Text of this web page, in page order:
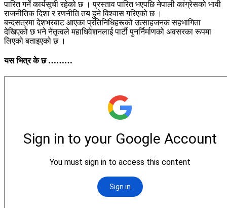
पारित गर्ने कार्यसूची रहेको छ । प्रस्ताव पारित भएपछि नेपाली कांग्रेसको भावी
राजनीतिक दिशा र रणनीति तय हुने विश्वास गरिएको छ ।
बन्दसत्रमा देशभरबाट आएका प्रतिनिधिहरूको उत्साहजनक सहभागिता
देखिएको छ भने नेतृत्वले महाधिवेशनलाई पार्टी पुनर्निर्माणको अवसरका रूपमा
लिएको बताइएको छ ।
यस भित्र के छ ………